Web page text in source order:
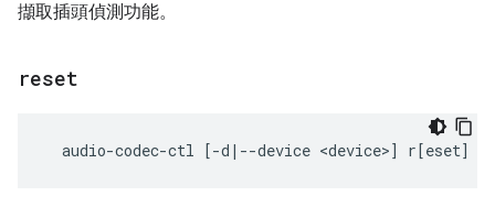
擷取插頭偵測功能。
reset